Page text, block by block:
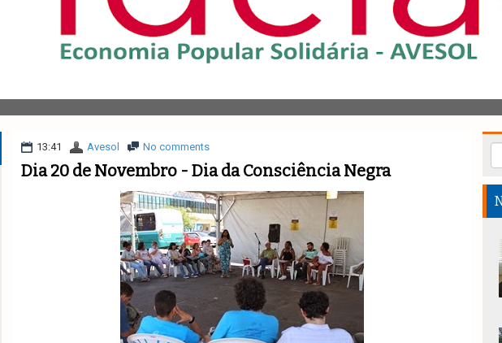
13:41 Avesol No comments
Dia 20 de Novembro - Dia da Consciência Negra